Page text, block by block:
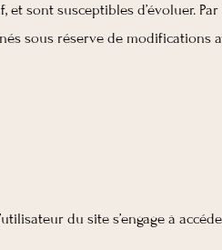
sont susceptibles d’évoluer.
sous réserve de modifications
du site s’engage à